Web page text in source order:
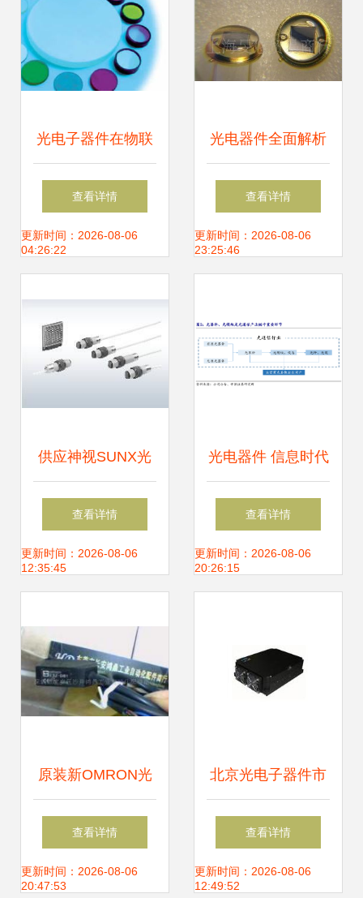
光电子器件在物联
网与传感技术中的
关键作用与供应趋
查看详情
更新时间：2026-08-06
04:26:22
光电器件全面解析
从光电池走向光电
传感器
查看详情
更新时间：2026-08-06
23:25:46
供应神视SUNX光
电开关CY-17A,CY-
29_电子元器件_世
信息库
查看详情
更新时间：2026-08-06
12:35:45
光电器件 信息时代
的“光之触手”——
定义、种类与产业
查看详情
更新时间：2026-08-06
20:26:15
原装新OMRON光
电开关E3Z-D81 工
业自动化的精准之
查看详情
更新时间：2026-08-06
20:47:53
北京光电子器件市
场 供应网络、厂家
布局与产业生态
查看详情
更新时间：2026-08-06
12:49:52